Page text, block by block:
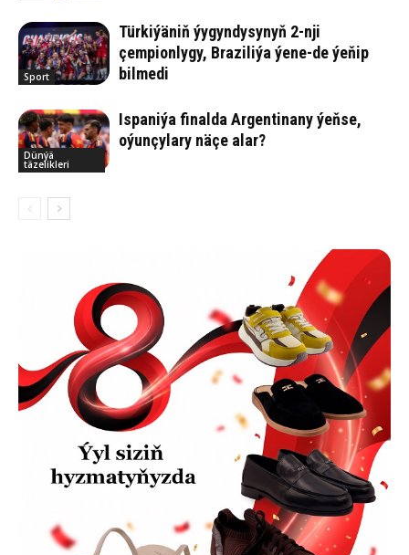
Sport
Türkiýäniň ýygyndysynyň 2-nji
çempionlygy, Braziliýa ýene-de ýeňip
bilmedi
Dünýä
täzelikleri
Ispaniýa finalda Argentinany ýeňse,
oýunçylary näçe alar?